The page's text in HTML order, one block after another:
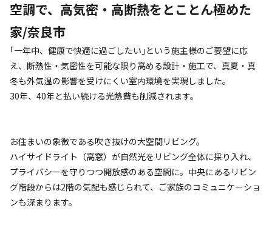
空調で、高気密・高断熱をとことん極めた
家/奈良市
｢一年中、健康で快適に過ごしたい｣という施主様のご要望に応
え、断熱性・気密性を可能な限り高める設計・施工で、真夏・真
冬も外気温の影響を受けにくい室内環境を実現しました。
30年、40年と払い続ける光熱費も削減されます。
お住まいの象徴である吹き抜けの大空間リビング。
ハイサイドライト（高窓）が自然光をリビング全体に採り入れ、
プライバシーを守りつつ開放感のある空間に。中央にあるリビン
グ階段からは2階の気配も感じられて、ご家族のコミュニケーショ
ンも深まります。